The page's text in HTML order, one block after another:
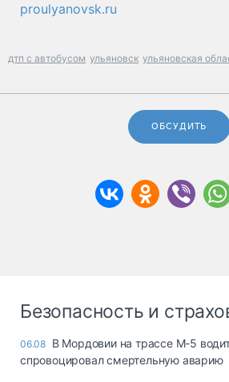
proulyanovsk.ru
дтп с автобусом ульяновск ульяновская
ОБСУДИТЬ
Безопасность и
06.08 В Мордовии на трассе М-5
спровоцировал смертельную аварию